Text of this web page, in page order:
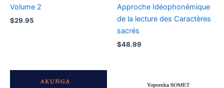
Volume 2
$29.95
Approche Idéophonémique
de la lecture des Caractères
sacrés
$48.99